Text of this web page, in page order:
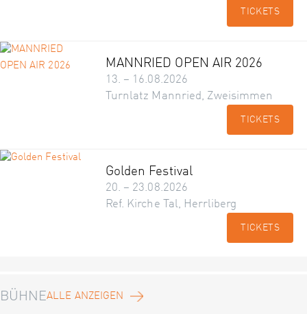
TICKETS
MANNRIED OPEN AIR 2026
13. – 16.08.2026
Turnlatz Mannried, Zweisimmen
TICKETS
Golden Festival
20. – 23.08.2026
Ref. Kirche Tal, Herrliberg
TICKETS
BÜHNEALLE ANZEIGEN